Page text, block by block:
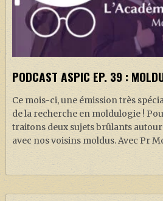
PODCAST ASPIC EP. 39 :
Ce mois-ci, une émission très
de la recherche en moldulogie !
traitons deux sujets brûlants
avec nos voisins moldus. Avec Pr